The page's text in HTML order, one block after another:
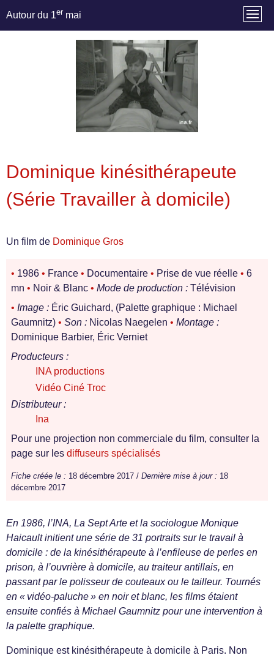
Autour du 1er mai
Dominique kinésithérapeute
(Série Travailler à domicile)
Un film de Dominique Gros
• 1986 • France • Documentaire • Prise de vue réelle • 6
mn • Noir & Blanc • Mode de production : Télévision
• Image : Éric Guichard, (Palette graphique : Michael
Gaumnitz) • Son : Nicolas Naegelen • Montage :
Dominique Barbier, Éric Verniet
Producteurs :
INA productions
Vidéo Ciné Troc
Distributeur :
Ina
Pour une projection non commerciale du film, consulter la
page sur les diffuseurs spécialisés
Fiche créée le : 18 décembre 2017 / Dernière mise à jour : 18
décembre 2017
En 1986, l’INA, La Sept Arte et la sociologue Monique
Haicault initient une série de 31 portraits sur le travail à
domicile : de la kinésithérapeute à l’enfileuse de perles en
prison, à l’ouvrière à domicile, au traiteur antillais, en
passant par le polisseur de couteaux ou le tailleur. Tournés
en « vidéo-paluche » en noir et blanc, les films étaient
ensuite confiés à Michael Gaumnitz pour une intervention à
la palette graphique.
Dominique est kinésithérapeute à domicile à Paris. Non